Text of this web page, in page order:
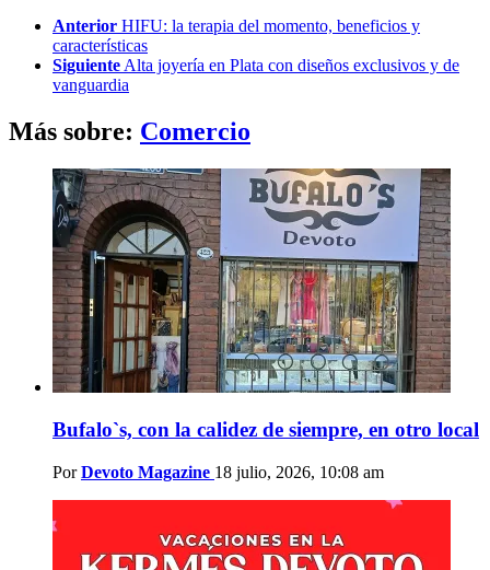
Anterior HIFU: la terapia del momento, beneficios y
características
Siguiente Alta joyería en Plata con diseños exclusivos y de
vanguardia
Más sobre: Comercio
Bufalo`s, con la calidez de siempre, en otro local
Por Devoto Magazine 18 julio, 2026, 10:08 am